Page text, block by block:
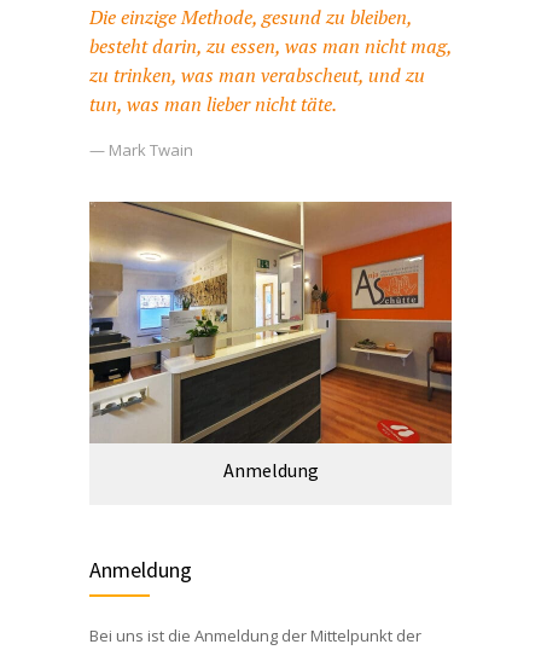
Die einzige Methode, gesund zu bleiben,
besteht darin, zu essen, was man nicht mag,
zu trinken, was man verabscheut, und zu
tun, was man lieber nicht täte.
— Mark Twain
Anmeldung
Anmeldung
Bei uns ist die Anmeldung der Mittelpunkt der